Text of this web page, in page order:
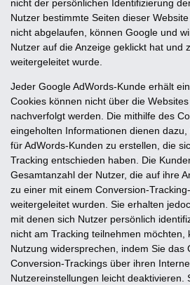
nicht der persönlichen Identifizierung
Nutzer bestimmte Seiten dieser
nicht abgelaufen, können Google und
Nutzer auf die Anzeige geklickt hat und
weitergeleitet wurde.
Jeder Google AdWords-Kunde erhält
Cookies können nicht über die
nachverfolgt werden. Die mithilfe des
eingeholten Informationen dienen
für AdWords-Kunden zu erstellen, die
Tracking entschieden haben. Die
Gesamtanzahl der Nutzer, die auf ihre
zu einer mit einem Conversion-
weitergeleitet wurden. Sie erhalten
mit denen sich Nutzer persönlich
nicht am Tracking teilnehmen möchten,
Nutzung widersprechen, indem Sie das
Conversion-Trackings über ihren
Nutzereinstellungen leicht deaktivieren.